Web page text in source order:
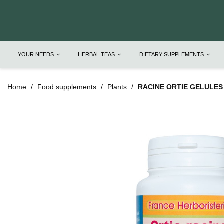
YOUR NEEDS HERBAL TEAS DIETARY SUPPLEMENTS
Home Food supplements Plants RACINE ORTIE